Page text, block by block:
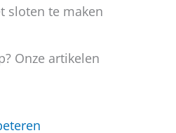
sloten te maken
Onze artikelen